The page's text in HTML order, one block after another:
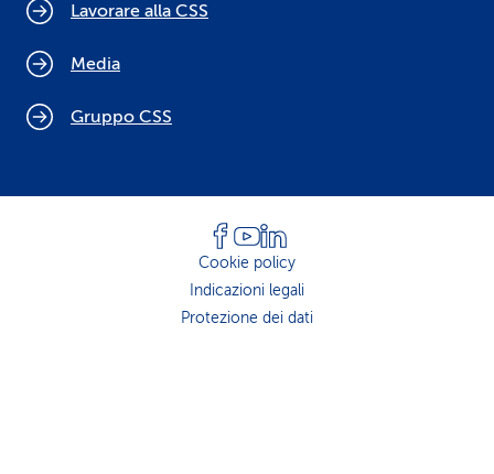
Lavorare alla CSS
Media
Gruppo CSS
Cookie policy
Indicazioni legali
Protezione dei dati